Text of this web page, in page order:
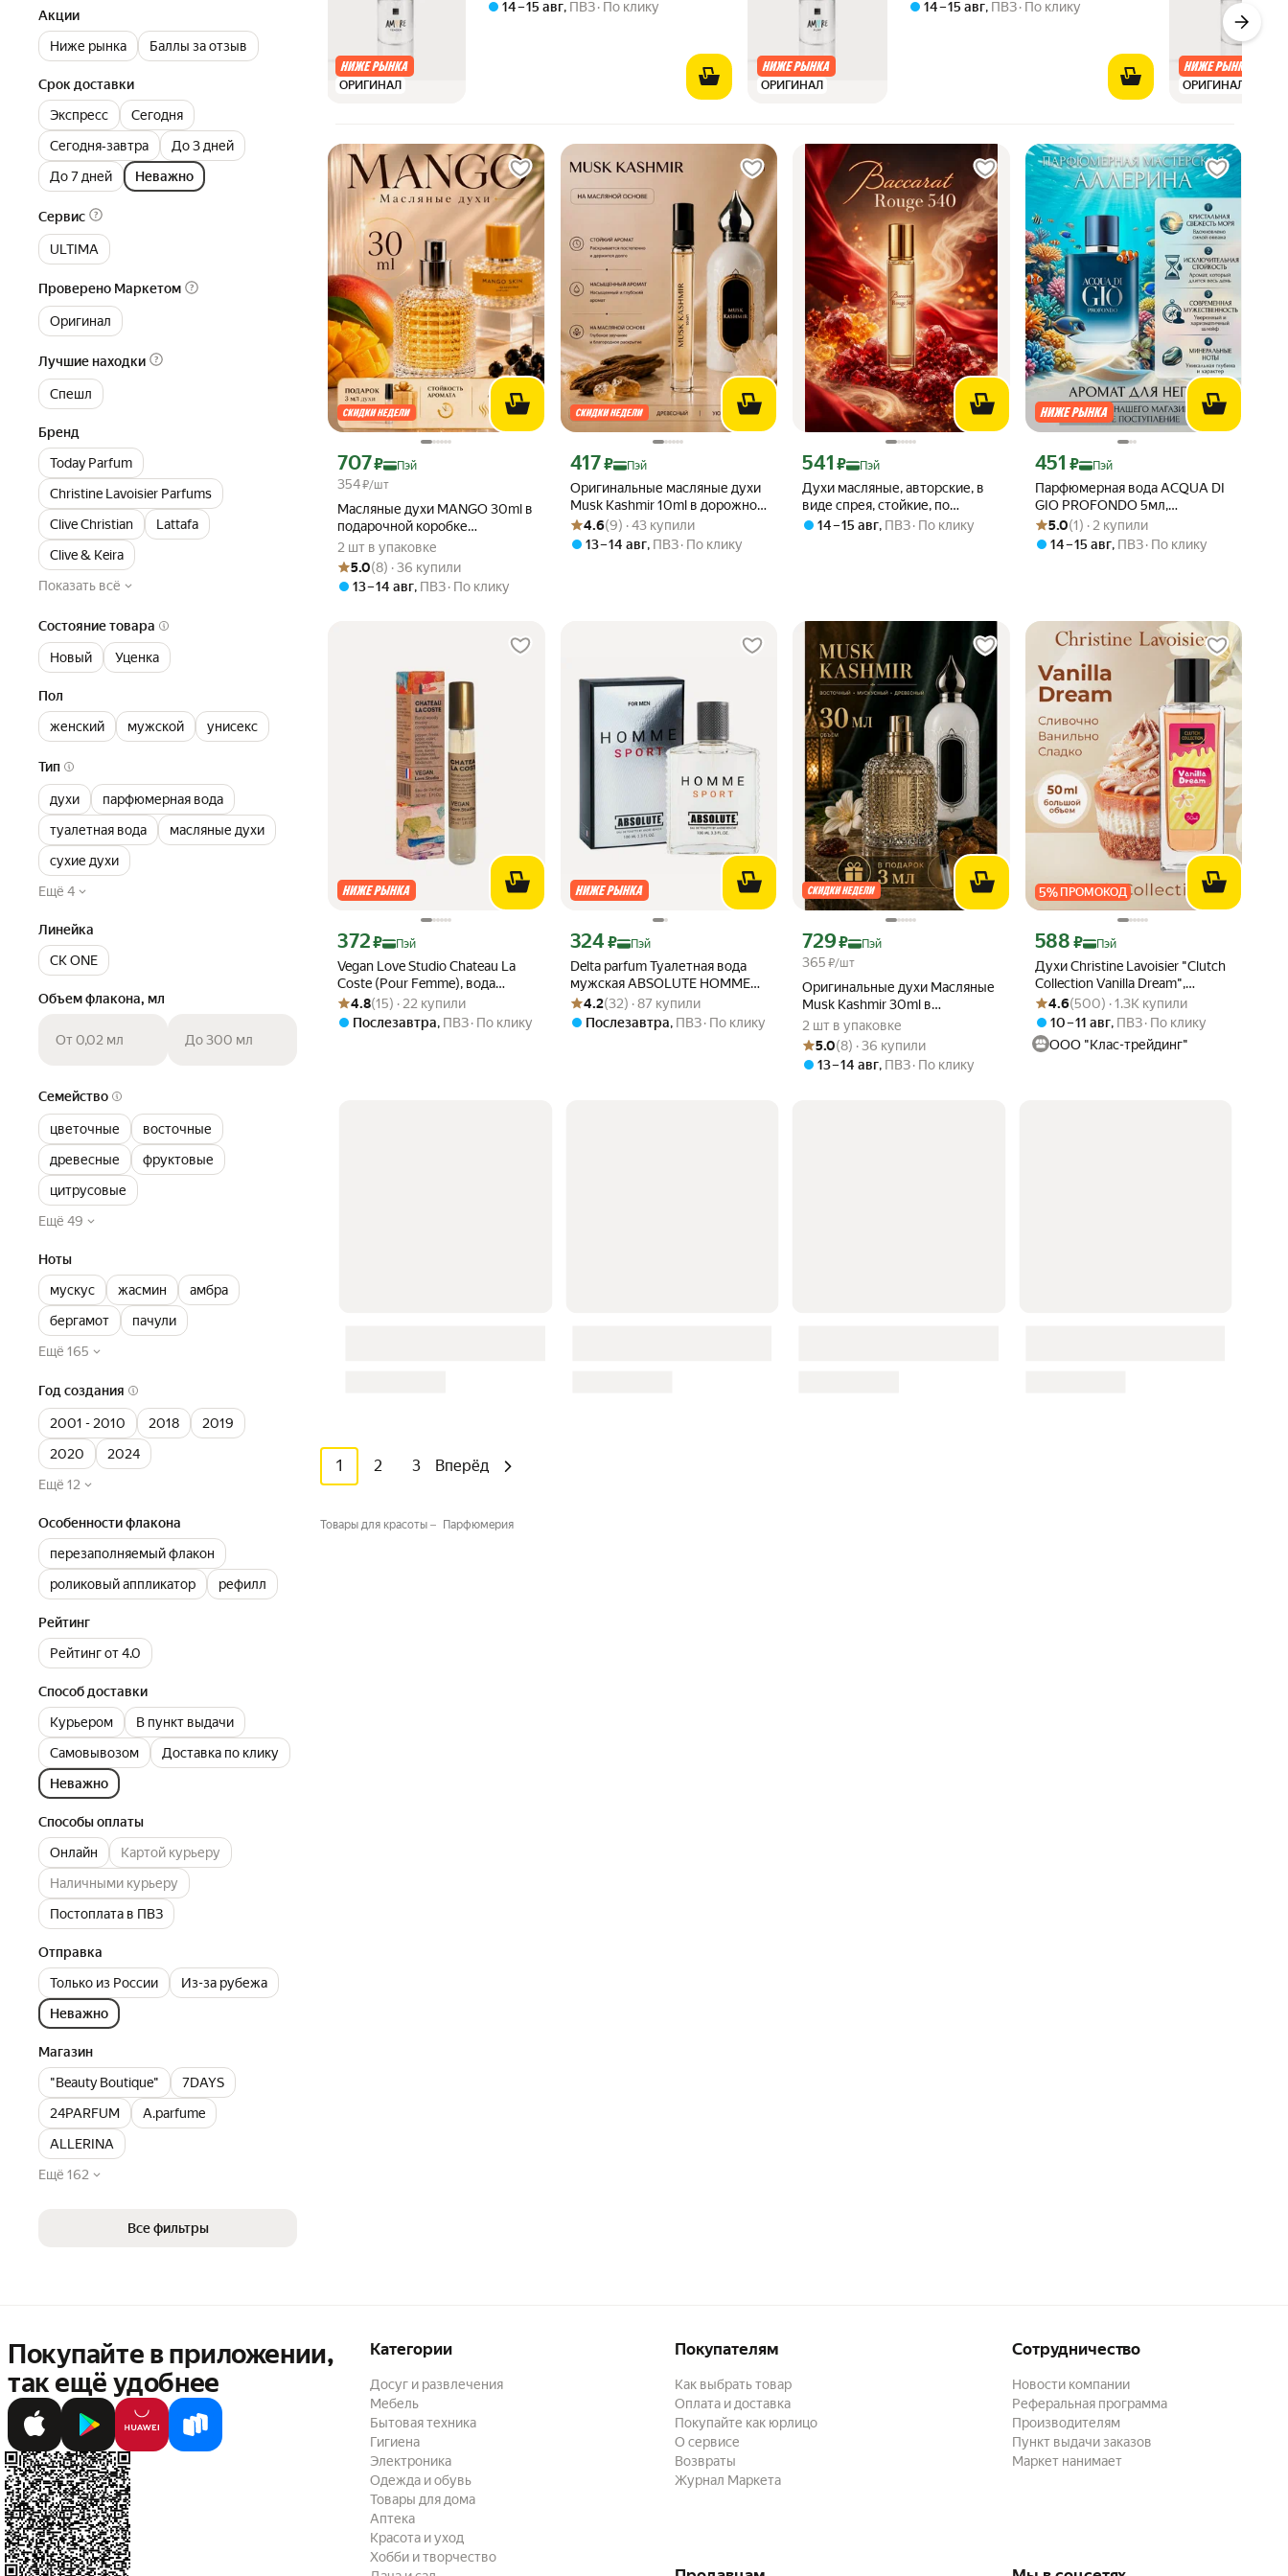
Акции
Ниже рынка
Баллы за отзыв
Срок доставки
Экспресс
Сегодня
Сегодня‐завтра
До 3 дней
До 7 дней
Неважно
Сервис
ULTIMA
Проверено Маркетом
Оригинал
Лучшие находки
Спешл
Бренд
Today Parfum
Christine Lavoisier Parfums
Clive Christian
Lattafa
Clive & Keira
Показать всё
Состояние товара
Новый Уценка
Пол
женский
мужской унисекс
Тип
духи
парфюмерная вода
туалетная вода
масляные духи
сухие духи
Ещё 4
Линейка
CK ONE
Объем флакона, мл
От 0,02 мл До 300 мл
Семейство
цветочные
восточные
древесные
фруктовые
цитрусовые
Ещё 49
Ноты
мускус
жасмин
амбра
бергамот
пачули
Ещё 165
Год создания
2001 - 2010 2018
2019
2020
2024
Ещё 12
Особенности флакона
перезаполняемый флакон
роликовый аппликатор
рефилл
Рейтинг
Рейтинг от 4.0
Способ доставки
Курьером
В пункт выдачи
Самовывозом
Доставка по клику
Неважно
Способы оплаты
Онлайн
Картой курьеру
Наличными курьеру
Постоплата в ПВЗ
Отправка
Только из России
Из-за рубежа
Неважно
Магазин
"Beauty Boutique"
7DAYS
24PARFUM
A.parfume
ALLERINA
Ещё 162
Все фильтры
ОРИГИНАЛ
14 – 15 авг, ПВЗ По клику
ОРИГИНАЛ
14 – 15 авг, ПВЗ По клику
ОРИГИНАЛ
Масляные духи MANGO 30ml в
подарочной коробке
прекрасные духи
2 шт в упаковке
Цена с картой Яндекс Пэй 707 ₽ вместо
707₽ Пэй
354₽/шт
Рейтинг товара: 5.0 из 5
Оценок: (8) · 36 купили
5.0(8) · 36 купили
13 – 14 авг, ПВЗ По клику
Оригинальные масляные духи
Musk Kashmir 10ml в дорожном
флаконе
Цена с картой Яндекс Пэй 417 ₽ вместо
417₽ Пэй
Рейтинг товара: 4.6 из 5
Оценок: (9) · 43 купили
4.6(9) · 43 купили
13 – 14 авг, ПВЗ По клику
Духи масляные, авторские, в
виде спрея, стойкие, по
мотивам Baccarat Rogue 5мл,
Цена с картой Яндекс Пэй 541 ₽ вместо
541 ₽ Пэй
14 – 15 авг, ПВЗ По клику
Парфюмерная вода ACQUA DI
GIO PROFONDO 5мл,
авторская, на основе масла,
для мужчин
Цена с картой Яндекс Пэй 451 ₽ вместо
451 ₽ Пэй
Рейтинг товара: 5.0 из 5
Оценок: (1) · 2 купили
5.0(1) · 2 купили
14 – 15 авг, ПВЗ По клику
Vegan Love Studio Chateau La
Coste (Pour Femme), вода
туалетная, 30 мл
Цена с картой Яндекс Пэй 372 ₽ вместо
372₽ Пэй
Рейтинг товара: 4.8 из 5
Оценок: (15) · 22 купили
4.8(15) · 22 купили
Послезавтра, ПВЗ По клику
Delta parfum Туалетная вода
мужская ABSOLUTE HOMME
SPORT (Allure Homme Sport)
Цена с картой Яндекс Пэй 324 ₽ вместо
324 ₽ Пэй
Рейтинг товара: 4.2 из 5
Оценок: (32) · 87 купили
4.2(32) · 87 купили
Послезавтра, ПВЗ По клику
Оригинальные духи Масляные
Musk Kashmir 30ml в
подарочной коробке
2 шт в упаковке
Цена с картой Яндекс Пэй 729 ₽ вместо
729₽ Пэй
365 ₽/шт
Рейтинг товара: 5.0 из 5
Оценок: (8) · 36 купили
5.0(8) · 36 купили
13 – 14 авг, ПВЗ По клику
5%ПРОМОКОД
Духи Christine Lavoisier "Clutch
Collection Vanilla Dream",
женские, ваниль, кокос, 50 мл
Цена с картой Яндекс Пэй 588 ₽ вместо
588 ₽ Пэй
Рейтинг товара: 4.6 из 5
Оценок: (500) · 1.3K купили
4.6(500) · 1.3K купили
10 – 11 авг, ПВЗ По клику
ООО "Клас-трейдинг"
1 2 3 Вперёд
Товары для красоты Парфюмерия
Покупайте в приложении,
так ещё удобнее
Категории
Досуг и развлечения
Мебель
Бытовая техника
Гигиена
Электроника
Одежда и обувь
Товары для дома
Аптека
Красота и уход
Хобби и творчество
Покупателям
Как выбрать товар
Оплата и доставка
Покупайте как юрлицо
О сервисе
Возвраты
Журнал Маркета
Сотрудничество
Новости компании
Реферальная программа
Производителям
Пункт выдачи заказов
Маркет нанимает